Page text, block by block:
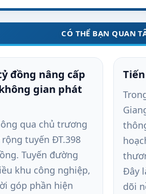
CÓ THỂ BẠN QUAN
đồng nâng cấp
gian phát
qua chủ trương
tuyến ĐT.398
Tuyến đường
khu công nghiệp,
góp phần hiện
Đây
dõi